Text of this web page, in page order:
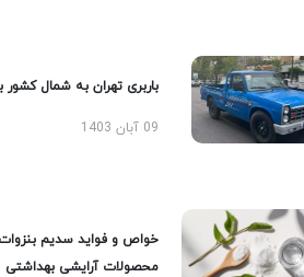
باربری تهران به شمال کشور با
09 آبان 1403
خواص و فواید سدیم بنزوات
محصولات آرایشی بهداشتی